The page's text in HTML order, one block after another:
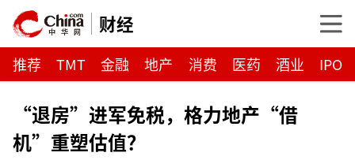
财经
推荐 TMT 金融 地产 消费 医药 酒业 IPO
“退房”进军免税，格力地产“借
机”重塑估值？